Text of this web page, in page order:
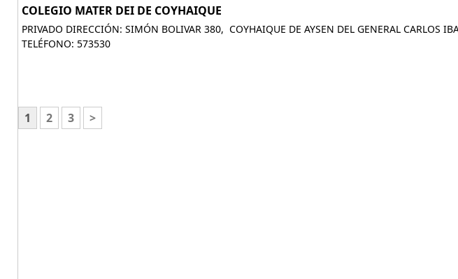
COLEGIO MATER DEI DE COYHAIQUE
PRIVADO DIRECCIÓN: SIMÓN BOLIVAR 380, COYHAIQUE DE AYSEN DEL GENERAL CARLOS
TELÉFONO: 573530
1 2 3 >